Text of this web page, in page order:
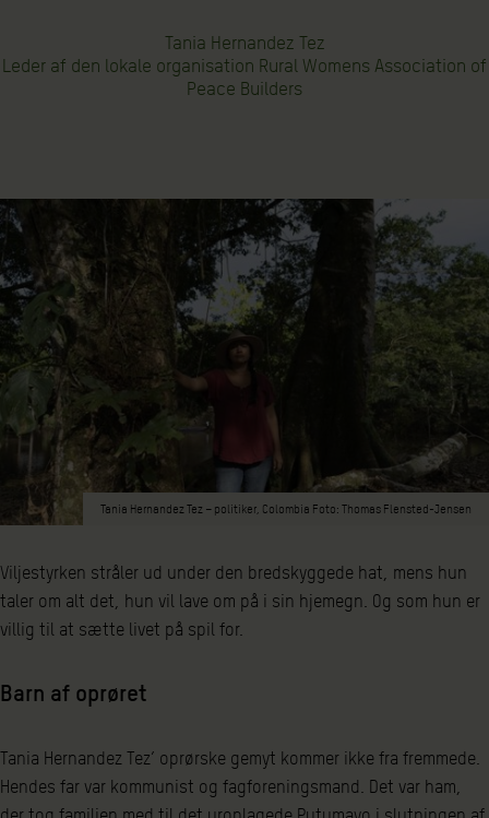
Tania Hernandez Tez
Leder af den lokale organisation Rural Womens Association of
Peace Builders
Tania Hernandez Tez – politiker, Colombia Foto: Thomas Flensted-Jensen
Viljestyrken stråler ud under den bredskyggede hat, mens hun
taler om alt det, hun vil lave om på i sin hjemegn. Og som hun er
villig til at sætte livet på spil for.
Barn af oprøret
Tania Hernandez Tez’ oprørske gemyt kommer ikke fra fremmede.
Hendes far var kommunist og fagforeningsmand. Det var ham,